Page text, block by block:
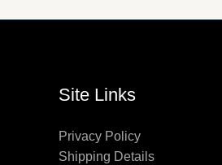
Site Links
Privacy Policy
Shipping Details